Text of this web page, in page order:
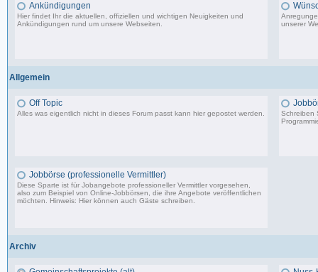
Ankündigungen
Hier findet Ihr die aktuellen, offiziellen und wichtigen Neuigkeiten und
Ankündigungen rund um unsere Webseiten.
unserer
Allgemein
Off Topic
Alles was eigentlich nicht in dieses Forum passt kann hier gepostet werden.
Schreiben
Jobbörse (professionelle Vermittler)
Diese Sparte ist für Jobangebote professioneller Vermittler vorgesehen,
also zum Beispiel von Online-Jobbörsen, die ihre Angebote veröffentlichen
möchten. Hinweis: Hier können auch Gäste schreiben.
Archiv